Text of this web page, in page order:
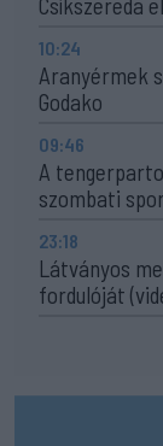
10:24
Aranyérmek
Godako
09:46
A
szombati
23:18
Látványos
fordulóját